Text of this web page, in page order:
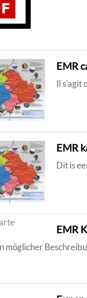
EMR
Il s'agit
EMR
Dit is
EMR
möglicher